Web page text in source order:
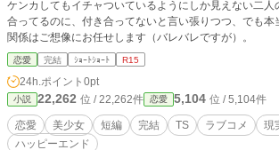
ケンカしてもイチャついているようにしか見えない二人の話。 どう見
合ってるのに、付き合ってないと言い張りつつ、でも
関係はご想像にお任せします（バレバレですが）。
恋愛 完結 ｼｮｰﾄｼｮｰﾄ R15
24h.ポイント 0pt
小説 22,262 位 / 22,262件 恋愛 5,104 位 / 5,104件
恋愛 美少女 短編 完結 TS ラブコメ 現
ハッピーエンド